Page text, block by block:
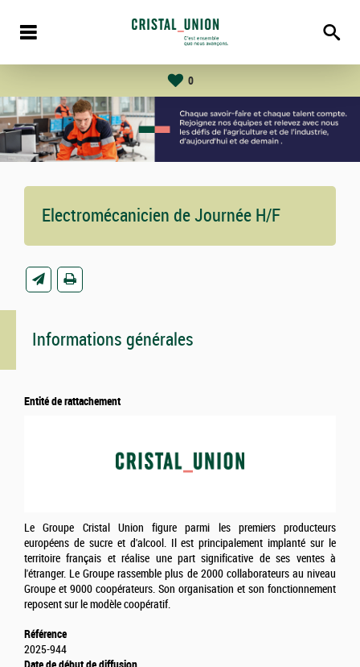
0
Electromécanicien de Journée H/F
Informations générales
Entité de rattachement
Le Groupe Cristal Union figure parmi les premiers producteurs
européens de sucre et d'alcool. Il est principalement implanté sur le
territoire français et réalise une part significative de ses ventes à
l'étranger. Le Groupe rassemble plus de 2000 collaborateurs au niveau
Groupe et 9000 coopérateurs. Son organisation et son fonctionnement
reposent sur le modèle coopératif.
Référence
2025-944